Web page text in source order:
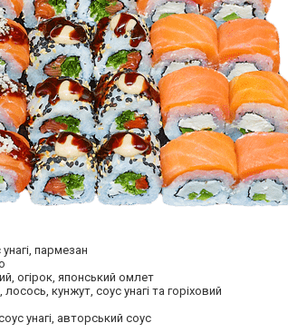
пармезан
огірок, японський омлет
кунжут, соус унагі та горіховий
унагі, авторський соус